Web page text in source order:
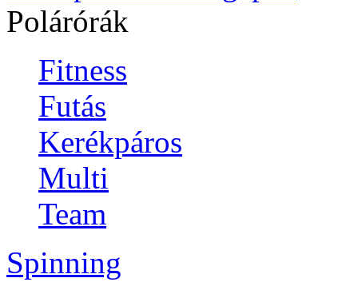
Polárórák
Fitness
Futás
Kerékpáros
Multi
Team
Spinning